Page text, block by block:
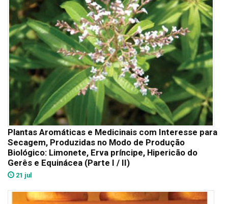
Plantas Aromáticas e Medicinais com Interesse para
Secagem, Produzidas no Modo de Produção
Biológico: Limonete, Erva príncipe, Hipericão do
Gerês e Equinácea (Parte I / II)
21 jul